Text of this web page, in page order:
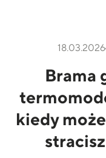
18.03.2026
Brama
kiedy